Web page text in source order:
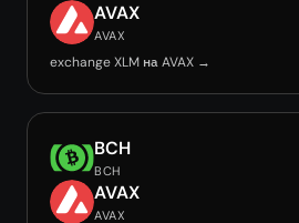
AVAX
AVAX
exchange XLM на AVAX →
BCH
BCH
AVAX
AVAX